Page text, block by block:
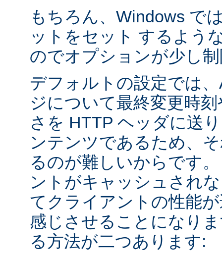
もちろん、Windows で
ットをセット するよう
のでオプションが少し
デフォルトの設定では
ジについて最終変更時
さを HTTP ヘッダに送
ンテンツであるため、
るのが難しいからです
ントがキャッシュされ
てクライアントの性能
感じさせることになり
る方法が二つあります: